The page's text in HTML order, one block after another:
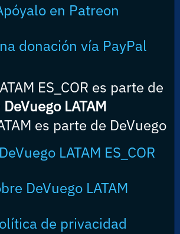
en Patreon
donación vía PayPal
ES_COR es parte de
DeVuego LATAM
es parte de DeVuego
LATAM ES_COR
DeVuego LATAM
de privacidad